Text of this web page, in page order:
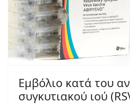
Εμβόλιο κατά του
συγκυτιακού ιού